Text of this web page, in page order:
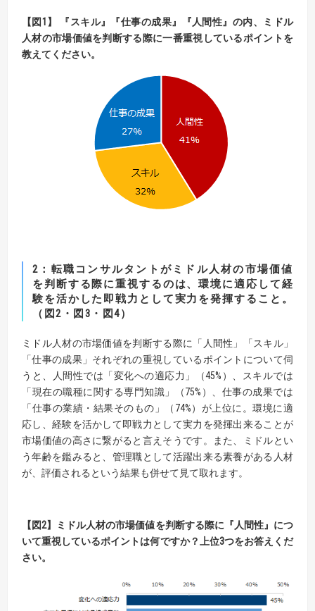
【図1】 『スキル』『仕事の成果』『人間性』の内、ミドル
人材の市場価値を判断する際に一番重視しているポイントを
教えてください。
2：転職コンサルタントがミドル人材の市場価値
を判断する際に重視するのは、環境に適応して経
験を活かした即戦力として実力を発揮すること。
（図2・図3・図4）
ミドル人材の市場価値を判断する際に「人間性」「スキル」
「仕事の成果」それぞれの重視しているポイントについて伺
うと、人間性では「変化への適応力」（45%）、スキルでは
「現在の職種に関する専門知識」（75%）、仕事の成果では
「仕事の業績・結果そのもの」（74%）が上位に。環境に適
応し、経験を活かして即戦力として実力を発揮出来ることが
市場価値の高さに繋がると言えそうです。また、ミドルとい
う年齢を鑑みると、管理職として活躍出来る素養がある人材
が、評価されるという結果も併せて見て取れます。
【図2】ミドル人材の市場価値を判断する際に『人間性』につ
いて重視しているポイントは何ですか？上位3つをお答えくだ
さい。